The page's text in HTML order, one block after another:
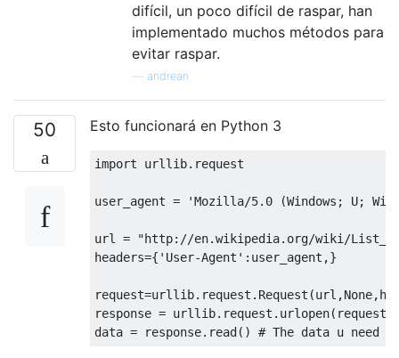
difícil, un poco difícil de raspar, han
implementado muchos métodos para
evitar raspar.
andrean
50 Esto funcionará en Python 3
import urllib. request
user_agent = 'Mozilla/5.0 (Windows; U;
url =
"http://en.wikipedia.org/wiki/
headers={ 'User-Agent' : user_agent ,}
request=urllib. request . Request (url ,None,
response = urllib. request . urlopen( request
data = response. read() # The data u need